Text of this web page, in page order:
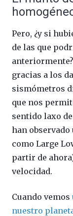
Pero, ¿y si
de las que
gracias a los
sismómetros
que nos
sentido laxo
han
como Large
partir de
velocidad.
Cuando vemos
nuestro